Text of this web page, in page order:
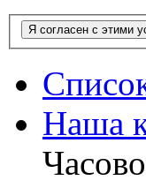
Наша